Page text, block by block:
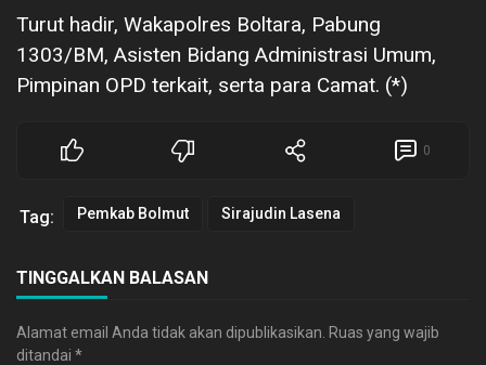
Turut hadir, Wakapolres Boltara, Pabung
1303/BM, Asisten Bidang Administrasi Umum,
Pimpinan OPD terkait, serta para Camat. (*)
0
Tag: Pemkab Bolmut Sirajudin Lasena
TINGGALKAN BALASAN
Alamat email Anda tidak akan dipublikasikan. Ruas yang wajib
ditandai *